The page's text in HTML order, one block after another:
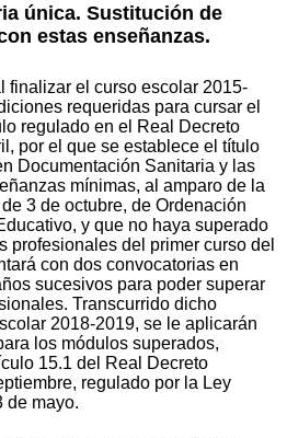
única. Sustitución de
estas enseñanzas.
finalizar el curso escolar 2015-
requeridas para cursar el
regulado en el Real Decreto
por el que se establece el título
Documentación Sanitaria y las
mínimas, al amparo de la
3 de octubre, de Ordenación
y que no haya superado
profesionales del primer curso del
con dos convocatorias en
sucesivos para poder superar
Transcurrido dicho
2018-2019, se le aplicarán
los módulos superados,
15.1 del Real Decreto
regulado por la Ley
de mayo.